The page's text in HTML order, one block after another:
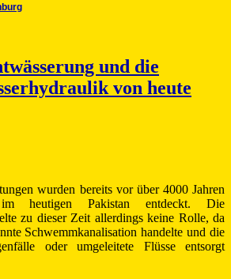
und die
von heute
wurden bereits vor über 4000 Jahren
heutigen Pakistan entdeckt. Die
zu dieser Zeit allerdings keine Rolle, da
Schwemmkanalisation handelte und die
oder umgeleitete Flüsse entsorgt